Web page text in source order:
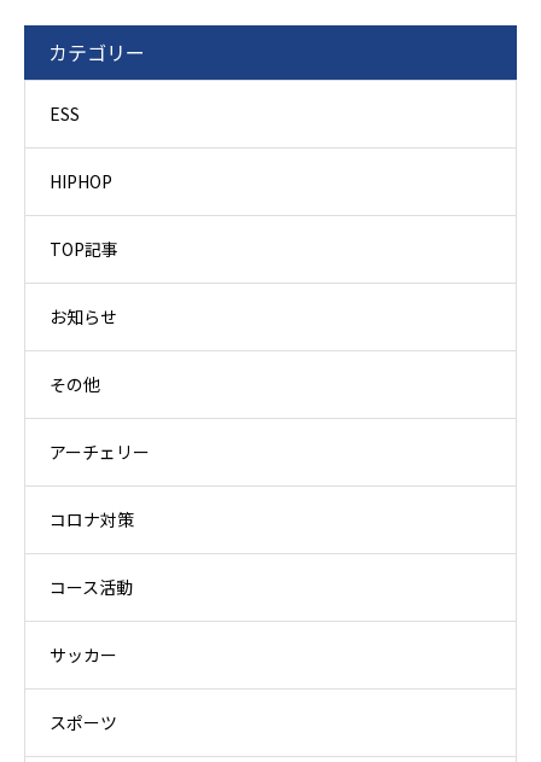
カテゴリー
ESS
HIPHOP
TOP記事
お知らせ
その他
アーチェリー
コロナ対策
コース活動
サッカー
スポーツ